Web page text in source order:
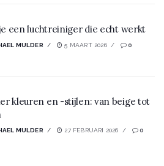
een luchtreiniger die echt werkt
MULDER 5 MAART 2026 0
kleuren en -stijlen: van beige tot
MULDER 27 FEBRUARI 2026 0